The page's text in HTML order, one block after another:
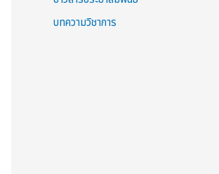
บทความวิชาการ